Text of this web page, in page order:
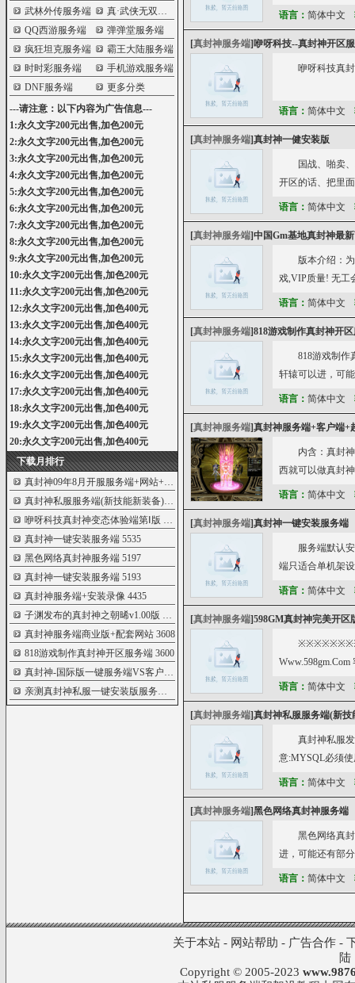
武林外传服务端
真·武侠无双服务端
QQ西游服务端
弹弹堂服务端
疯狂坦克服务端
霸王大陆服务端
时时彩服务端
手机游戏服务端
DNF服务端
更多分类
---请注意：以下内容为广告信息---
1:永久文字200元出售,加色200元
2:永久文字200元出售,加色200元
3:永久文字200元出售,加色200元
4:永久文字200元出售,加色200元
5:永久文字200元出售,加色200元
6:永久文字200元出售,加色200元
7:永久文字200元出售,加色200元
8:永久文字200元出售,加色200元
9:永久文字200元出售,加色200元
10:永久文字200元出售,加色200元
11:永久文字200元出售,加色200元
12:永久文字200元出售,加色400元
13:永久文字200元出售,加色400元
14:永久文字200元出售,加色400元
15:永久文字200元出售,加色400元
16:永久文字200元出售,加色400元
17:永久文字200元出售,加色400元
18:永久文字200元出售,加色400元
19:永久文字200元出售,加色400元
20:永久文字200元出售,加色400元
下载月排行
真封神09年8月开服服务端+网站+补丁
5959
真封神私服服务端(新技能新装备)
5905
咿呀科技真封神变态体验端第Ⅰ版
真封神一键安装服务端5535
黑色网络真封神服务端5197
真封神一键安装服务端5193
真封神服务端+安装录像4435
子渊发布的真封神之朝晞v1.00版
真封神服务端商业版+配套网站3608
818游戏制作真封神开区服务端3600
真封神-国际版一键服务端VS客户端
亲测真封神私服一键安装版服务端+客户端
3471
语言： 简体中文
[真封神服务端]咿呀科技--真封神开区
咿呀科技真
语言： 简体中文
[真封神服务端]真封神一健安装版
国战、啪卖
开区的话、把里
语言： 简体中文
[真封神服务端]中国Gm基地真封神最
版本介绍：
戏,VIP质量! 无工
语言： 简体中文
[真封神服务端]818游戏制作真封神开
818游戏制作
轩辕可以进，可
语言： 简体中文
[真封神服务端]真封神服务端+客户端+
内含：真封
西就可以做真封
语言： 简体中文
[真封神服务端]真封神一键安装服务端
服务端默认
端只适合单机架
语言： 简体中文
[真封神服务端]598GM真封神完美开区
语言： 简体中文
[真封神服务端]真封神私服服务端(新技
真封神私服发
意:MYSQL必须
语言： 简体中文
[真封神服务端]黑色网络真封神服务端
黑色网络真
进，可能还有部
语言： 简体中文
关于本站- 网站帮助 - 广告合作-
陆
Copyright © 2005-2023